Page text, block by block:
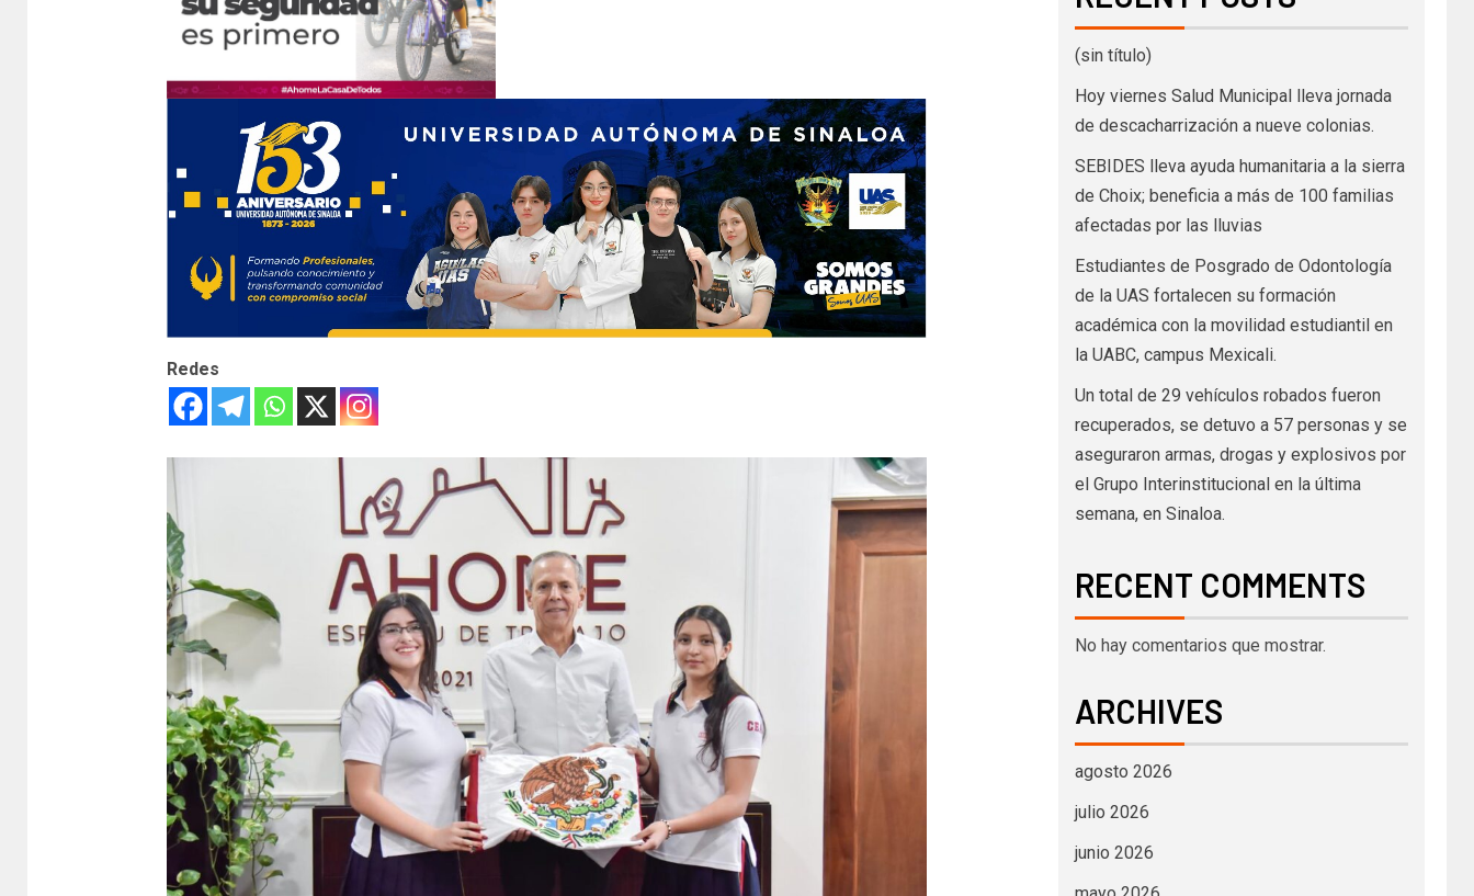
Redes
(sin título)
Hoy viernes Salud Municipal lleva jornada
de descacharrización a nueve colonias.
SEBIDES lleva ayuda humanitaria a la sierra
de Choix; beneficia a más de 100 familias
afectadas por las lluvias
Estudiantes de Posgrado de Odontología
de la UAS fortalecen su formación
académica con la movilidad estudiantil en
la UABC, campus Mexicali.
Un total de 29 vehículos robados fueron
recuperados, se detuvo a 57 personas y se
aseguraron armas, drogas y explosivos por
el Grupo Interinstitucional en la última
semana, en Sinaloa.
RECENT COMMENTS
No hay comentarios que mostrar.
ARCHIVES
agosto 2026
julio 2026
junio 2026